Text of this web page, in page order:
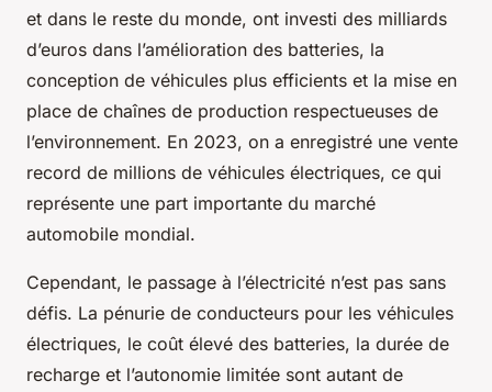
et dans le reste du monde, ont investi des milliards
d’euros dans l’amélioration des batteries, la
conception de véhicules plus efficients et la mise en
place de chaînes de production respectueuses de
l’environnement. En 2023, on a enregistré une vente
record de millions de véhicules électriques, ce qui
représente une part importante du marché
automobile mondial.
Cependant, le passage à l’électricité n’est pas sans
défis. La pénurie de conducteurs pour les véhicules
électriques, le coût élevé des batteries, la durée de
recharge et l’autonomie limitée sont autant de